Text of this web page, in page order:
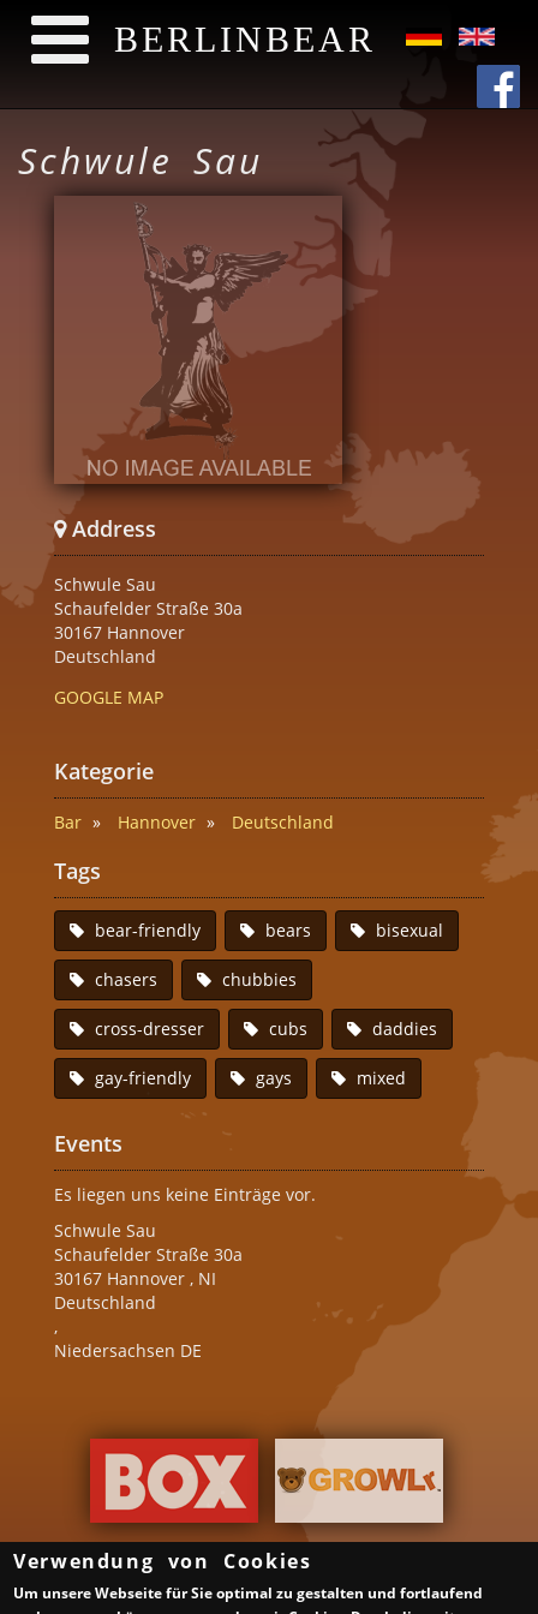
BERLINBEAR
Schwule Sau
Address
Schwule Sau
Schaufelder Straße 30a
30167 Hannover
Deutschland
GOOGLE MAP
Kategorie
Bar Hannover Deutschland
Tags
bear-friendly bears bisexual
chasers chubbies
cross-dresser cubs daddies
gay-friendly gays mixed
Events
Es liegen uns keine Einträge vor.
Schwule Sau
Schaufelder Straße 30a
30167 Hannover , NI
Deutschland
,
Niedersachsen DE
Verwendung von Cookies
Um unsere Webseite für Sie optimal zu gestalten und fortlaufend